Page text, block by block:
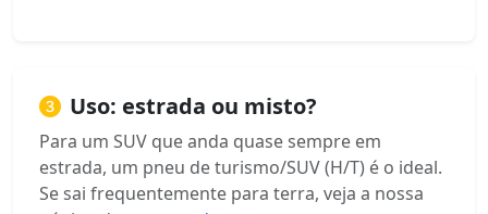
Uso: estrada ou misto?
Para um SUV que anda quase sempre em
estrada, um pneu de turismo/SUV (H/T) é o ideal.
Se sai frequentemente para terra, veja a nossa